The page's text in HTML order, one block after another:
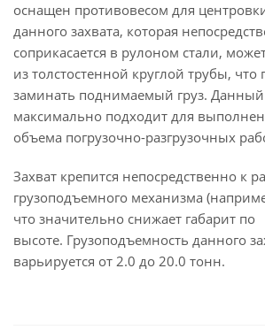
оснащен противовесом для
данного захвата, которая
соприкасается в рулоном стали,
из толстостенной круглой трубы, что
заминать поднимаемый груз. Данный
максимально подходит для
объема погрузочно-разгрузочных
Захват крепится непосредственно к
грузоподъемного механизма
что значительно снижает габарит по
высоте. Грузоподъемность данного
варьируется от 2.0 до 20.0 тонн.